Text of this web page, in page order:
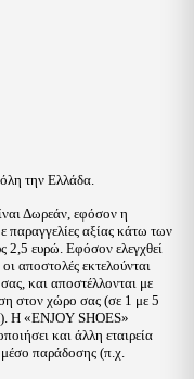
την Ελλάδα.
Δωρεάν, εφόσον η
παραγγελίες αξίας κάτω των
2,5 ευρώ. Εφόσον ελεγχθεί
αποστολές εκτελούνται
και αποστέλλονται με
στον χώρο σας (σε 1 με 5
Η «ENJOY SHOES»
και άλλη εταιρεία
παράδοσης (π.χ.